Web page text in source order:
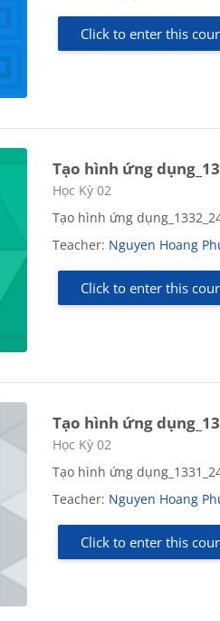
Click to enter this
Tạo hình ứng
Course category
Học Kỳ 02
Tạo hình ứng
Teacher: Nguyen Hoang
Click to enter this
Tạo hình ứng
Course category
Học Kỳ 02
Tạo hình ứng
Teacher: Nguyen Hoang
Click to enter this